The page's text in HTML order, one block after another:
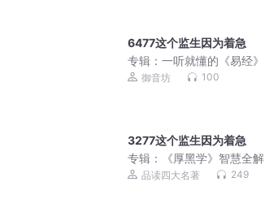
6477这个监生因为着急
专辑：一听就懂的《易经》
御音坊 100
3277这个监生因为着急
专辑：
《厚黑学》智慧全解
品读四大名著 249